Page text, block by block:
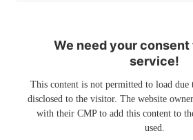
We need your consent
service!
This content is not permitted to load due
disclosed to the visitor. The website
with their CMP to add this content to
used.